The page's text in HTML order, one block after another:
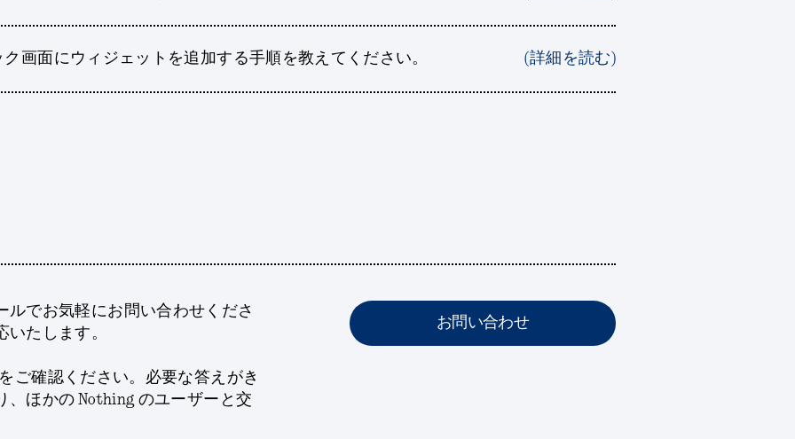
画面にウィジェットを追加する手順を教えてください。 (詳細を読む)
ルでお気軽にお問い合わせくださ
いたします。
ご確認ください。必要な答えがき
、ほかの Nothing のユーザーと交
お問い合わせ